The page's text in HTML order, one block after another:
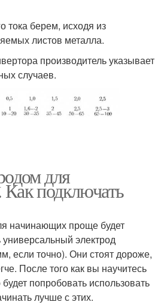
тока берем, исходя из
листов металла.
производитель указывает
случаев.
для
подключать
начинающих проще будет
универсальный электрод
если точно). Они стоят дороже,
После того как вы научитесь
попробовать использовать
лучше с этих.